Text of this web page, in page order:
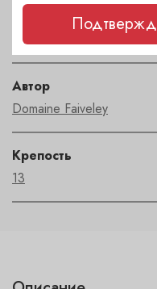
Bourgogne
Автор
Domaine Faiveley
Крепость
13